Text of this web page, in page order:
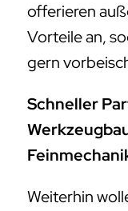
offerieren
Vorteile an,
gern
Schneller
Weiterhin